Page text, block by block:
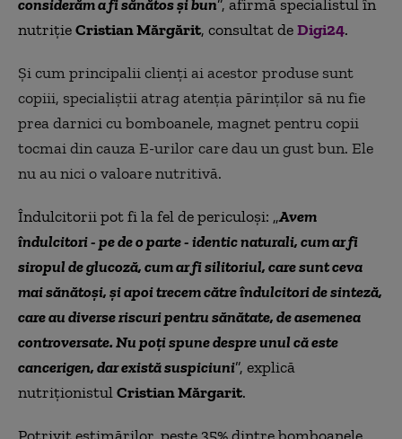
considerăm a fi sănătos şi bun”, afirmă specialistul în
nutriţieCristian Mărgărit, consultat deDigi24.
Şi cum principalii clienţi ai acestor produse sunt
copiii, specialiştii atrag atenţia părinţilor să nu fie
prea darnici cu bomboanele, magnet pentru copii
tocmai din cauza E-urilor care dau un gust bun. Ele
nu au nici o valoare nutritivă.
Îndulcitorii pot fi la fel de periculoşi: „Avem
îndulcitori - pe de o parte - identic naturali, cum ar fi
siropul de glucoză, cum ar fi silitoriul, care sunt ceva
mai sănătoşi, şi apoi trecem către îndulcitori de sinteză,
care au diverse riscuri pentru sănătate, de asemenea
controversate. Nu poţi spune despre unul că este
cancerigen, dar există suspiciuni”, explică
nutriţionistulCristian Mărgarit.